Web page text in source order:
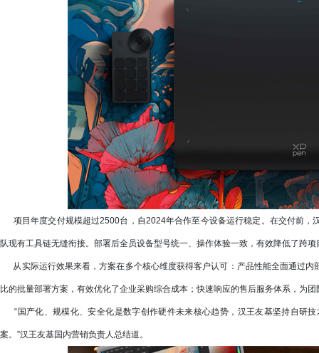
项目年度交付规模超过2500台，自2024年合作至今设备运行稳定。在交付前，
队现有工具链无缝衔接。部署后全员设备型号统一、操作体验一致，有效降低了跨
从实际运行效果来看，方案在多个核心维度获得客户认可：产品性能全面通过内
比的批量部署方案，有效优化了企业采购综合成本；快速响应的售后服务体系，为
“国产化、规模化、安全化是数字创作硬件未来核心趋势，汉王友基坚持自研
案。”汉王友基国内营销负责人总结道。